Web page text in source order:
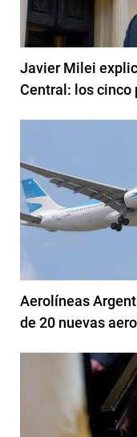
Javier Milei
Central: los cinco
Aerolíneas
de 20 nuevas